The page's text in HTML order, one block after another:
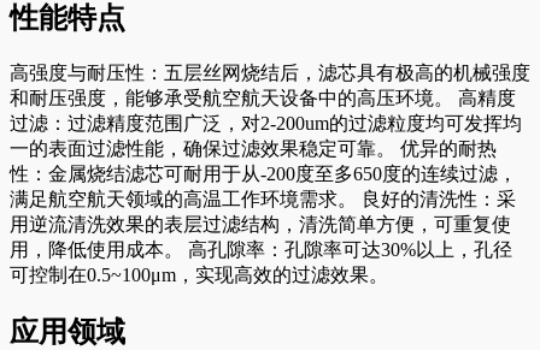
性能特点
高强度与耐压性：五层丝网烧结后，滤芯具有极高的机械强度
和耐压强度，能够承受航空航天设备中的高压环境。 高精度
过滤：过滤精度范围广泛，对2-200um的过滤粒度均可发挥均
一的表面过滤性能，确保过滤效果稳定可靠。 优异的耐热
性：金属烧结滤芯可耐用于从-200度至多650度的连续过滤，
满足航空航天领域的高温工作环境需求。 良好的清洗性：采
用逆流清洗效果的表层过滤结构，清洗简单方便，可重复使
用，降低使用成本。 高孔隙率：孔隙率可达30%以上，孔径
可控制在0.5~100μm，实现高效的过滤效果。
应用领域